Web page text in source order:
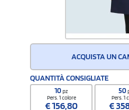
ACQUISTA UN
QUANTITÀ CONSIGLIATE
10pz
Pers. 1 colore
€156,80
50
Pers. 1
€